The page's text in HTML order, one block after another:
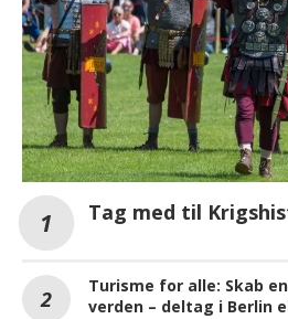
Tag med til
Turisme for alle: Skab
verden – deltag i Berlin